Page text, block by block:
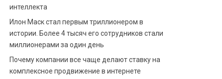
интеллекта
Илон Маск стал первым триллионером в
истории. Более 4 тысяч его сотрудников стали
миллионерами за один день
Почему компании все чаще делают ставку на
комплексное продвижение в интернете